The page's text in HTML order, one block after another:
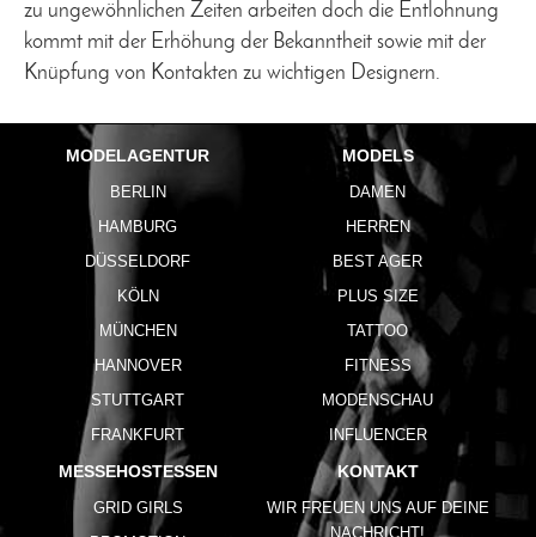
zu ungewöhnlichen Zeiten arbeiten doch die Entlohnung
kommt mit der Erhöhung der Bekanntheit sowie mit der
Knüpfung von Kontakten zu wichtigen Designern.
MODELAGENTUR
BERLIN
HAMBURG
DÜSSELDORF
KÖLN
MÜNCHEN
HANNOVER
STUTTGART
FRANKFURT
MODELS
DAMEN
HERREN
BEST AGER
PLUS SIZE
TATTOO
FITNESS
MODENSCHAU
INFLUENCER
MESSEHOSTESSEN
GRID GIRLS
KONTAKT
WIR FREUEN UNS AUF DEINE
NACHRICHT!